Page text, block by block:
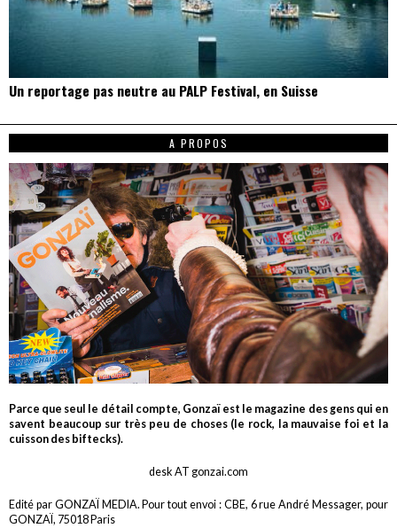
Un reportage pas neutre au PALP Festival, en Suisse
A PROPOS
Parce que seul le détail compte, Gonzaï est le magazine des gens qui en
savent beaucoup sur très peu de choses (le rock, la mauvaise foi et la
cuisson des biftecks).
desk AT gonzai.com
Edité par GONZAÏ MEDIA. Pour tout envoi : CBE, 6 rue André Messager, pour
GONZAÏ, 75018 Paris